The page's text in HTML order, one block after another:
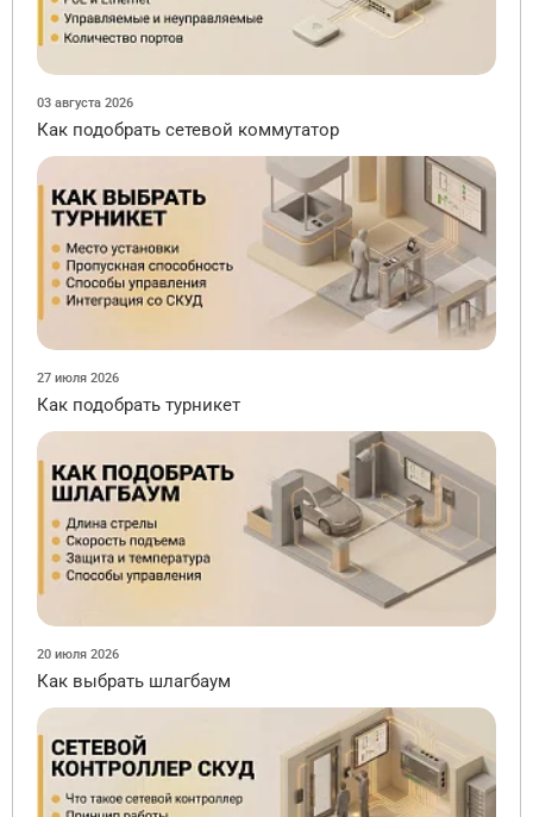
03 августа 2026
Как подобрать сетевой коммутатор
27 июля 2026
Как подобрать турникет
20 июля 2026
Как выбрать шлагбаум